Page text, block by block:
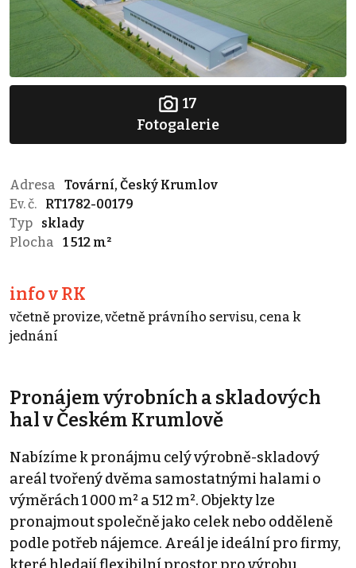
17
Fotogalerie
Adresa
Tovární, Český Krumlov
Ev. č.
RT1782-00179
Typ
sklady
Plocha
1 512 m²
info v RK
včetně provize, včetně právního servisu, cena k
jednání
Pronájem výrobních a skladových
hal v Českém Krumlově
Nabízíme k pronájmu celý výrobně-skladový
areál tvořený dvěma samostatnými halami o
výměrách 1 000 m² a 512 m². Objekty lze
pronajmout společně jako celek nebo odděleně
podle potřeb nájemce. Areál je ideální pro firmy,